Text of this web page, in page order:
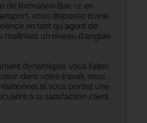
de formation Bac +2 en
vous disposez d'une
en tant qu'agent de
maîtrisez un niveau d'anglais
dynamique, vous faites
dans votre travail, vous
et vous portez une
à la satisfaction client.